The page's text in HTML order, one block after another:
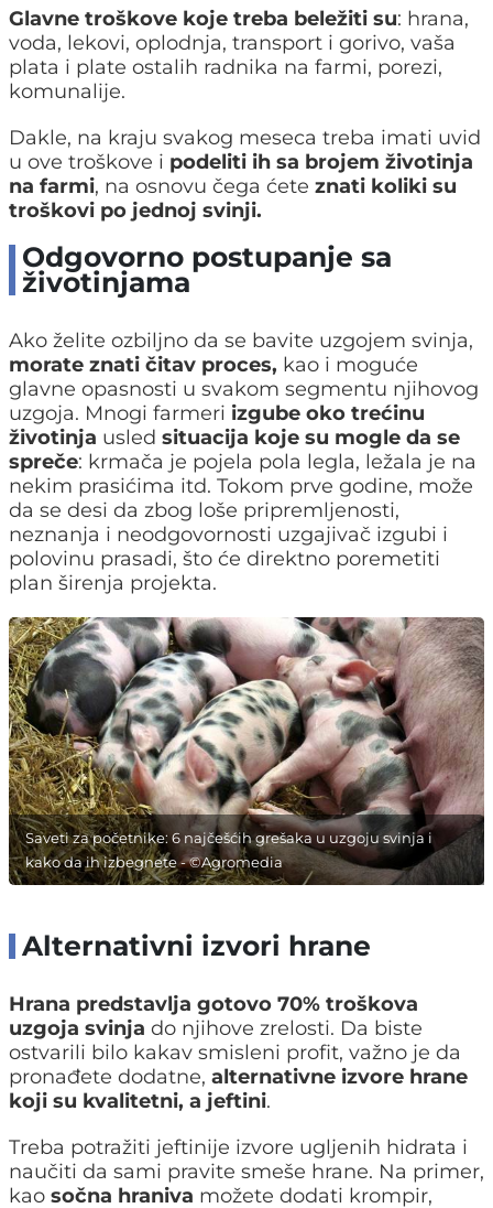
Glavne troškove koje treba beležiti su: hrana,
voda, lekovi, oplodnja, transport i gorivo, vaša
plata i plate ostalih radnika na farmi, porezi,
komunalije.
Dakle, na kraju svakog meseca treba imati uvid
u ove troškove i podeliti ih sa brojem životinja
na farmi, na osnovu čega ćete znati koliki su
troškovi po jednoj svinji.
Odgovorno postupanje sa
životinjama
Ako želite ozbiljno da se bavite uzgojem svinja,
morate znati čitav proces, kao i moguće
glavne opasnosti u svakom segmentu njihovog
uzgoja. Mnogi farmeri izgube oko trećinu
životinja usled situacija koje su mogle da se
spreče: krmača je pojela pola legla, ležala je na
nekim prasićima itd. Tokom prve godine, može
da se desi da zbog loše pripremljenosti,
neznanja i neodgovornosti uzgajivač izgubi i
polovinu prasadi, što će direktno poremetiti
plan širenja projekta.
Saveti za početnike: 6 najčešćih grešaka u uzgoju svinja i
kako da ih izbegnete - ©Agromedia
Alternativni izvori hrane
Hrana predstavlja gotovo 70% troškova
uzgoja svinja do njihove zrelosti. Da biste
ostvarili bilo kakav smisleni profit, važno je da
pronađete dodatne, alternativne izvore hrane
koji su kvalitetni, a jeftini.
Treba potražiti jeftinije izvore ugljenih hidrata i
naučiti da sami pravite smeše hrane. Na primer,
kao sočna hraniva možete dodati krompir,